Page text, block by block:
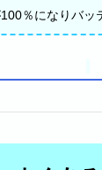
％になりバッ